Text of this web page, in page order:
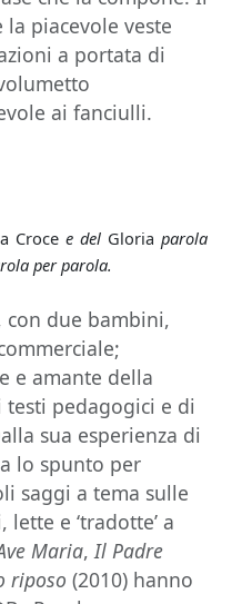
piacevole veste
a portata di
ai fanciulli.
Croce e del Gloria parola
per parola.
con due bambini,
e amante della
pedagogici e di
sua esperienza di
lo spunto per
saggi a tema sulle
e ‘tradotte’ a
Maria,Il Padre
riposo (2010) hanno